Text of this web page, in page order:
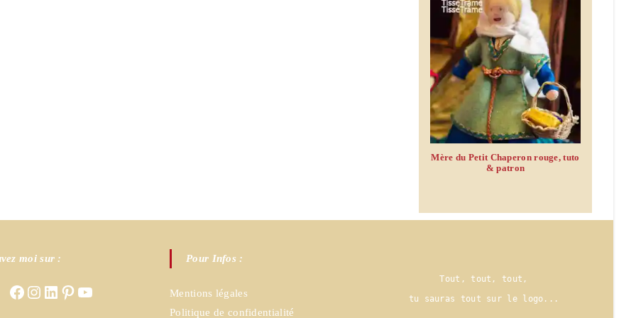
Mère du Petit Chaperon rouge, tuto
& patron
moi sur :
FacebookInstagram
LinkedIn
PinterestYouTube
Pour Infos :
Mentions légales
Politique de confidentialité
Tout, tout, tout,
tu sauras tout sur le logo.. .